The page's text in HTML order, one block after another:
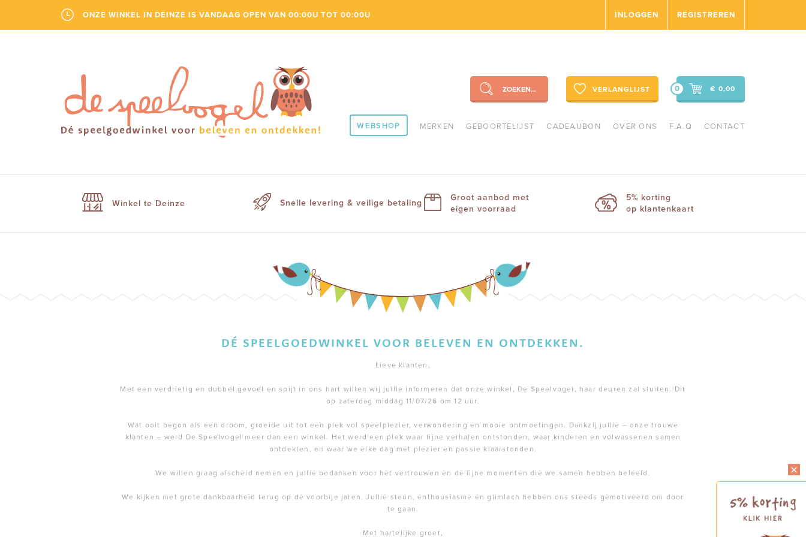
ONZE WINKEL IN DEINZE IS VANDAAG OPEN VAN 00:00U TOT 00:00U INLOGGEN REGISTREREN
ZOEKEN...
SEARCH
VERLANGLIJST € 0,00
0
WEBSHOP MERKEN GEBOORTELIJST CADEAUBON OVER ONS F.A.Q CONTACT
Winkel te Deinze Snelle levering & veilige betaling
Groot aanbod met
eigen voorraad
5% korting
op klantenkaart
DÉ SPEELGOEDWINKEL VOOR BELEVEN EN ONTDEKKEN.
Lieve klanten,
Met een verdrietig en dubbel gevoel en spijt in ons hart willen wij jullie informeren dat onze winkel, De Speelvogel, haar deuren zal sluiten. Dit
op zaterdag middag 11/07/26 om 12 uur.
Wat ooit begon als een droom, groeide uit tot een plek vol speelplezier, verwondering en mooie ontmoetingen. Dankzij jullie – onze trouwe
klanten – werd De Speelvogel meer dan een winkel. Het werd een plek waar fijne verhalen ontstonden, waar kinderen en volwassenen samen
ontdekten, en waar we elke dag met plezier en passie klaarstonden.
We willen graag afscheid nemen en jullie bedanken voor het vertrouwen en de fijne momenten die we samen hebben beleefd.
We kijken met grote dankbaarheid terug op de voorbije jaren. Jullie steun, enthousiasme en glimlach hebben ons steeds gemotiveerd om door
te gaan.
Met hartelijke groet,